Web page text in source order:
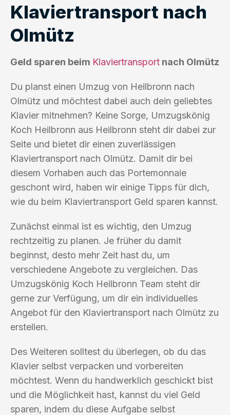
Klaviertransport nach
Olmütz
Geld sparen beim Klaviertransport nach Olmütz
Du planst einen Umzug von Heilbronn nach
Olmütz und möchtest dabei auch dein geliebtes
Klavier mitnehmen? Keine Sorge, Umzugskönig
Koch Heilbronn aus Heilbronn steht dir dabei zur
Seite und bietet dir einen zuverlässigen
Klaviertransport nach Olmütz. Damit dir bei
diesem Vorhaben auch das Portemonnaie
geschont wird, haben wir einige Tipps für dich,
wie du beim Klaviertransport Geld sparen kannst.
Zunächst einmal ist es wichtig, den Umzug
rechtzeitig zu planen. Je früher du damit
beginnst, desto mehr Zeit hast du, um
verschiedene Angebote zu vergleichen. Das
Umzugskönig Koch Heilbronn Team steht dir
gerne zur Verfügung, um dir ein individuelles
Angebot für den Klaviertransport nach Olmütz zu
erstellen.
Des Weiteren solltest du überlegen, ob du das
Klavier selbst verpacken und vorbereiten
möchtest. Wenn du handwerklich geschickt bist
und die Möglichkeit hast, kannst du viel Geld
sparen, indem du diese Aufgabe selbst